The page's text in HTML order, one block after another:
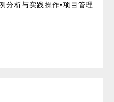
分析与实践操作•项目管理